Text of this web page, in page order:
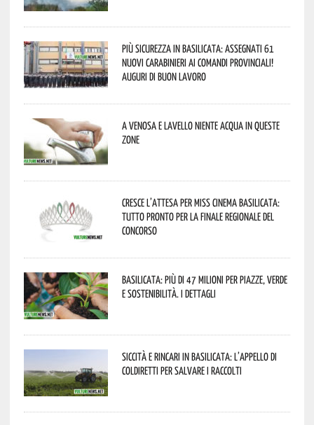
Più sicurezza in Basilicata: assegnati 61
nuovi Carabinieri ai Comandi provinciali!
Auguri di buon lavoro
A Venosa e Lavello niente acqua in queste
zone
Cresce l’attesa per Miss Cinema Basilicata:
tutto pronto per la finale regionale del
concorso
Basilicata: più di 47 milioni per piazze, verde
e sostenibilità. I dettagli
Siccità e rincari in Basilicata: l’appello di
Coldiretti per salvare i raccolti